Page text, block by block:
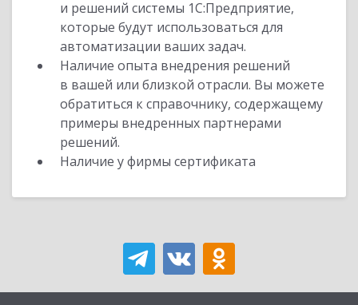
и решений системы 1С:Предприятие,
которые будут использоваться для
автоматизации ваших задач.
Наличие опыта внедрения решений
в вашей или близкой отрасли. Вы можете
обратиться к справочнику, содержащему
примеры внедренных партнерами
решений.
Наличие у фирмы сертификата